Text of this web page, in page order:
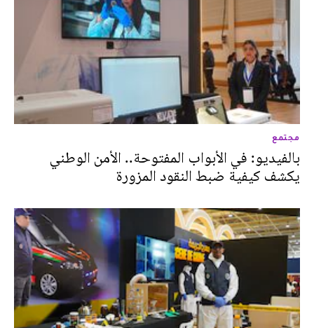
مجتمع
بالفيديو: في الأبواب المفتوحة.. الأمن الوطني
يكشف كيفية ضبط النقود المزورة